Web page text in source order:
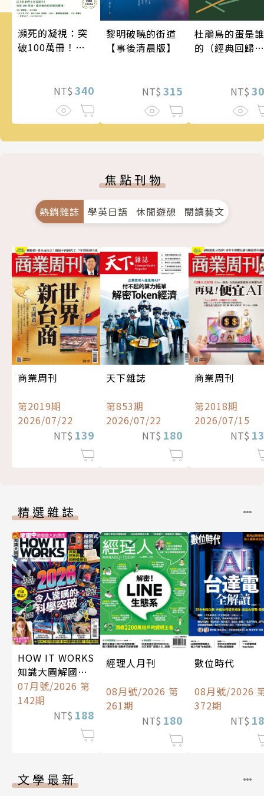
瀕死的凝視：突
破100萬冊！這
的情慾與驚悚！
NT$ 340
黎明破曉的街道
【事後清晨版】
NT$ 315
杜鵑鳥的蛋是誰
的（經典回歸
NT$
焦點刊物
熱銷雜誌 學英日語 休閒遊憩 閱讀藝文
商業周刊
第2019期
2026/07/22
NT$ 139
天下雜誌
第853期
2026/07/22
NT$ 180
商業周刊
第2018期
2026/07/15
NT$
精選雜誌
HOW IT WORKS
知識大圖解國際
中文版
07月號/2026 第
142期
NT$ 188
經理人月刊
08月號/2026 第
261期
NT$ 180
數位時代
08月號/2026
372期
NT$
文學最新